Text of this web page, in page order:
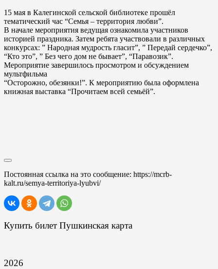
15 мая в Калегинской сельской библиотеке прошёл
тематический час “Семья – территория любви”.
В начале мероприятия ведущая ознакомила участников
историей праздника. Затем ребята участвовали в различных
конкурсах: ” Народная мудрость гласит”, ” Передай сердечко”,
“Кто это”, ” Без чего дом не бывает”, “Паравозик”.
Мероприятие завершилось просмотром и обсуждением
мультфильма
“Осторожно, обезянки!”. К мероприятию была оформлена
книжная выставка “Прочитаем всей семьёй”.
Постоянная ссылка на это сообщение: https://mcrb-
kalt.ru/semya-territoriya-lyubvi/
Купить билет Пушкинская карта
2026